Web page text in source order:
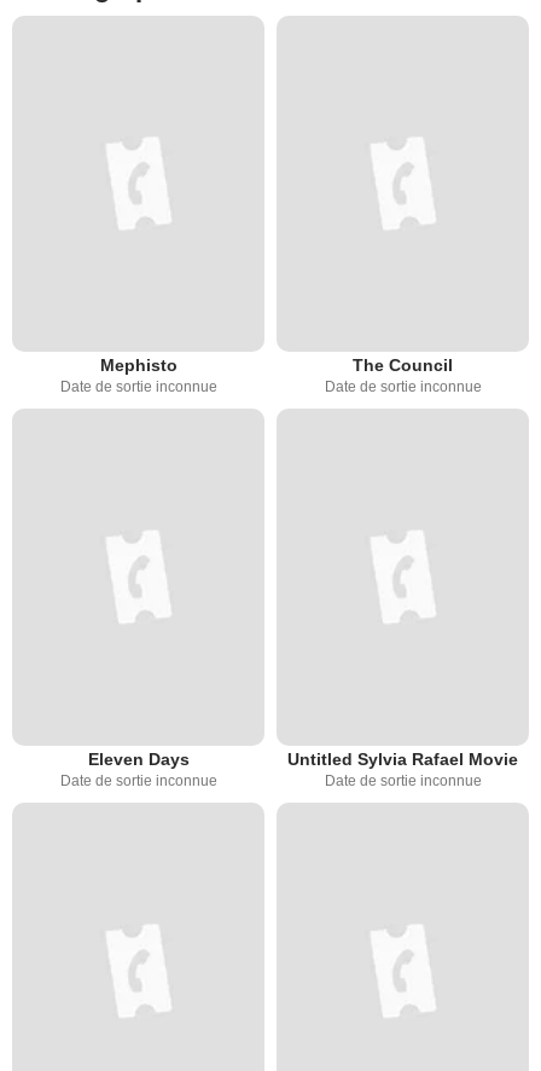
Mephisto
Date de sortie inconnue
The Council
Date de sortie inconnue
Eleven Days
Date de sortie inconnue
Untitled Sylvia Rafael Movie
Date de sortie inconnue